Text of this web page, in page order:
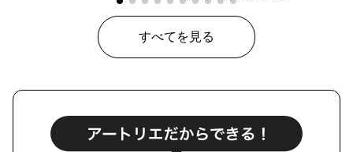
プラン
価格
すべてを見る